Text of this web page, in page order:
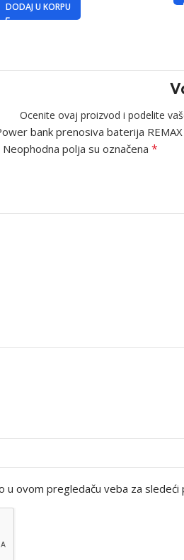
DODAJ U KORPU
Ocenite ovaj proizvod i podelite
bank prenosiva baterija
Neophodna polja su označena *
ovom pregledaču veba za sledeći